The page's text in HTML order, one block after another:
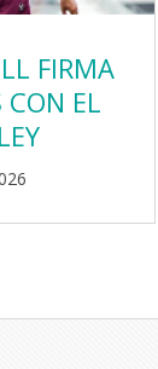
FIRMA
CON EL